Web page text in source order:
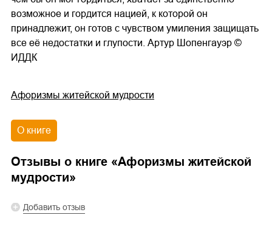
возможное и гордится нацией, к которой он
принадлежит, он готов с чувством умиления защищать
все её недостатки и глупости. Артур Шопенгауэр ©
ИДДК
Афоризмы житейской мудрости
О книге
Отзывы о книге «Афоризмы житейской
мудрости»
Добавить отзыв